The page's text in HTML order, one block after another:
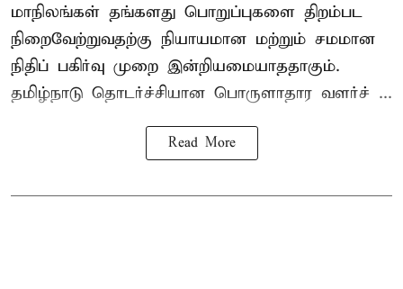
மாநிலங்கள் தங்களது பொறுப்புகளை திறம்பட
நிறைவேற்றுவதற்கு நியாயமான மற்றும் சமமான
நிதிப் பகிர்வு முறை இன்றியமையாததாகும்.
தமிழ்நாடு தொடர்ச்சியான பொருளாதார வளர்ச் ...
Read More